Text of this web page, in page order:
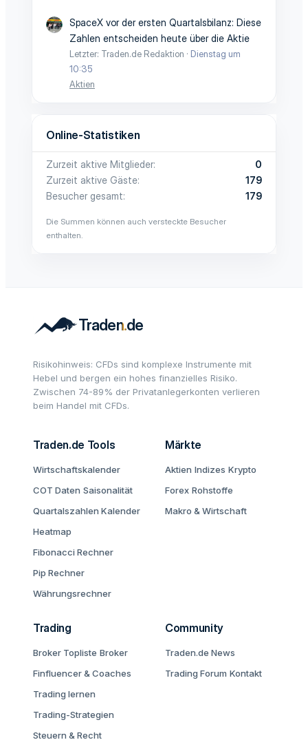
SpaceX vor der ersten Quartalsbilanz: Diese
Zahlen entscheiden heute über die Aktie
Letzter: Traden.de Redaktion
Dienstag um
10:35
Aktien
Online-Statistiken
Zurzeit aktive Mitglieder
0
Zurzeit aktive Gäste
179
Besucher gesamt
179
Die Summen können auch versteckte Besucher
enthalten.
Risikohinweis: CFDs sind komplexe Instrumente mit
Hebel und bergen ein hohes finanzielles Risiko.
Zwischen 74-89% der Privatanlegerkonten verlieren
beim Handel mit CFDs.
Traden.de Tools
Wirtschaftskalender
COT Daten Saisonalität
Quartalszahlen Kalender
Heatmap
Fibonacci Rechner
Pip Rechner
Währungsrechner
Märkte
Aktien Indizes Krypto
Forex Rohstoffe
Makro & Wirtschaft
Trading
Broker Topliste Broker
Finfluencer & Coaches
Trading lernen
Trading-Strategien
Steuern & Recht
Community
Traden.de News
Trading Forum Kontakt